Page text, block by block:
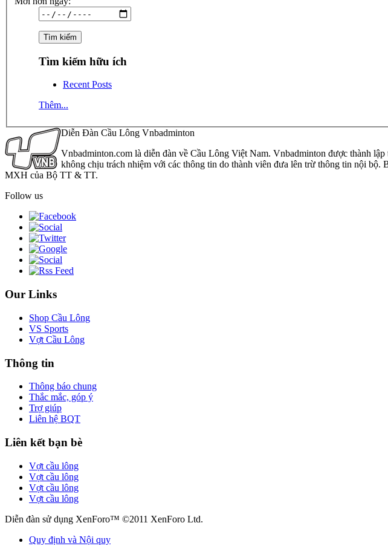
Tìm kiếm hữu ích
Recent Posts
Thêm...
Diễn Đàn Cầu Lông Vnbadminton
Vnbadminton.com là diễn đàn về Cầu Lông Việt Nam. Vnbadminton được thành
không chịu trách nhiệm với các thông tin do thành viên đưa lên trừ thông tin nội bộ.
MXH của Bộ TT & TT.
Follow us
Our Links
Shop Cầu Lông
VS Sports
Vợt Cầu Lông
Thông tin
Thông báo chung
Thắc mắc, góp ý
Trợ giúp
Liên hệ BQT
Liên kết bạn bè
Vợt cầu lông
Vợt cầu lông
Vợt cầu lông
Vợt cầu lông
Diễn đàn sử dụng XenForo™ ©2011 XenForo Ltd.
Quy định và Nội quy